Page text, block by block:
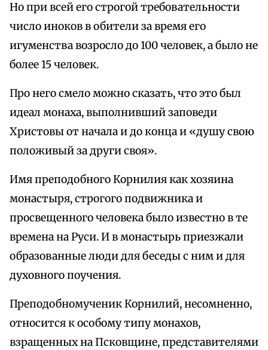
Но при всей его строгой требовательности
число иноков в обители за время его
игуменства возросло до 100 человек, а было не
более 15 человек.
Про него смело можно сказать, что это был
идеал монаха, выполнивший заповеди
Христовы от начала и до конца и «душу свою
положивый за други своя».
Имя преподобного Корнилия как хозяина
монастыря, строгого подвижника и
просвещенного человека было известно в те
времена на Руси. И в монастырь приезжали
образованные люди для беседы с ним и для
духовного поучения.
Преподобномученик Корнилий, несомненно,
относится к особому типу монахов,
взращенных на Псковщине, представителями